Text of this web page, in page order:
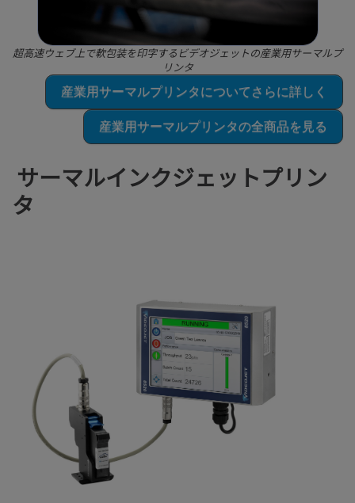
超高速ウェブ上で軟包装を印字するビデオジェットの産業用サーマルプ
リンタ
産業用サーマルプリンタについてさらに詳しく
産業用サーマルプリンタの全商品を見る
サーマルインクジェットプリン
タ